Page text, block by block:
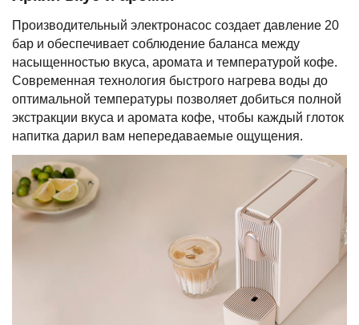
Производительный электронасос создает давление 20
бар и обеспечивает соблюдение баланса между
насыщенностью вкуса, аромата и температурой кофе.
Современная технология быстрого нагрева воды до
оптимальной температуры позволяет добиться полной
экстракции вкуса и аромата кофе, чтобы каждый глоток
напитка дарил вам непередаваемые ощущения.